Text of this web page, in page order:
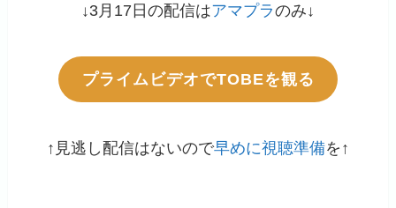
↓3月17日の配信はアマプラのみ↓
プライムビデオでTOBEを観る
↑見逃し配信はないので早めに視聴準備を↑